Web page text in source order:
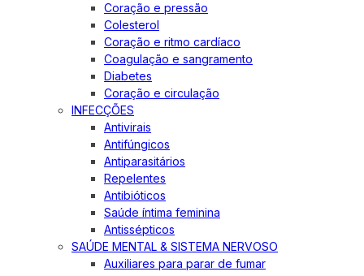
Coração e pressão
Colesterol
Coração e ritmo cardíaco
Coagulação e sangramento
Diabetes
Coração e circulação
INFECÇÕES
Antivirais
Antifúngicos
Antiparasitários
Repelentes
Antibióticos
Saúde íntima feminina
Antissépticos
SAÚDE MENTAL & SISTEMA NERVOSO
Auxiliares para parar de fumar